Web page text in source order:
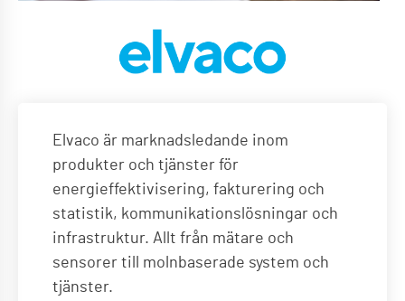
Elvaco är marknadsledande inom
produkter och tjänster för
energieffektivisering, fakturering och
statistik, kommunikationslösningar och
infrastruktur. Allt från mätare och
sensorer till molnbaserade system och
tjänster.